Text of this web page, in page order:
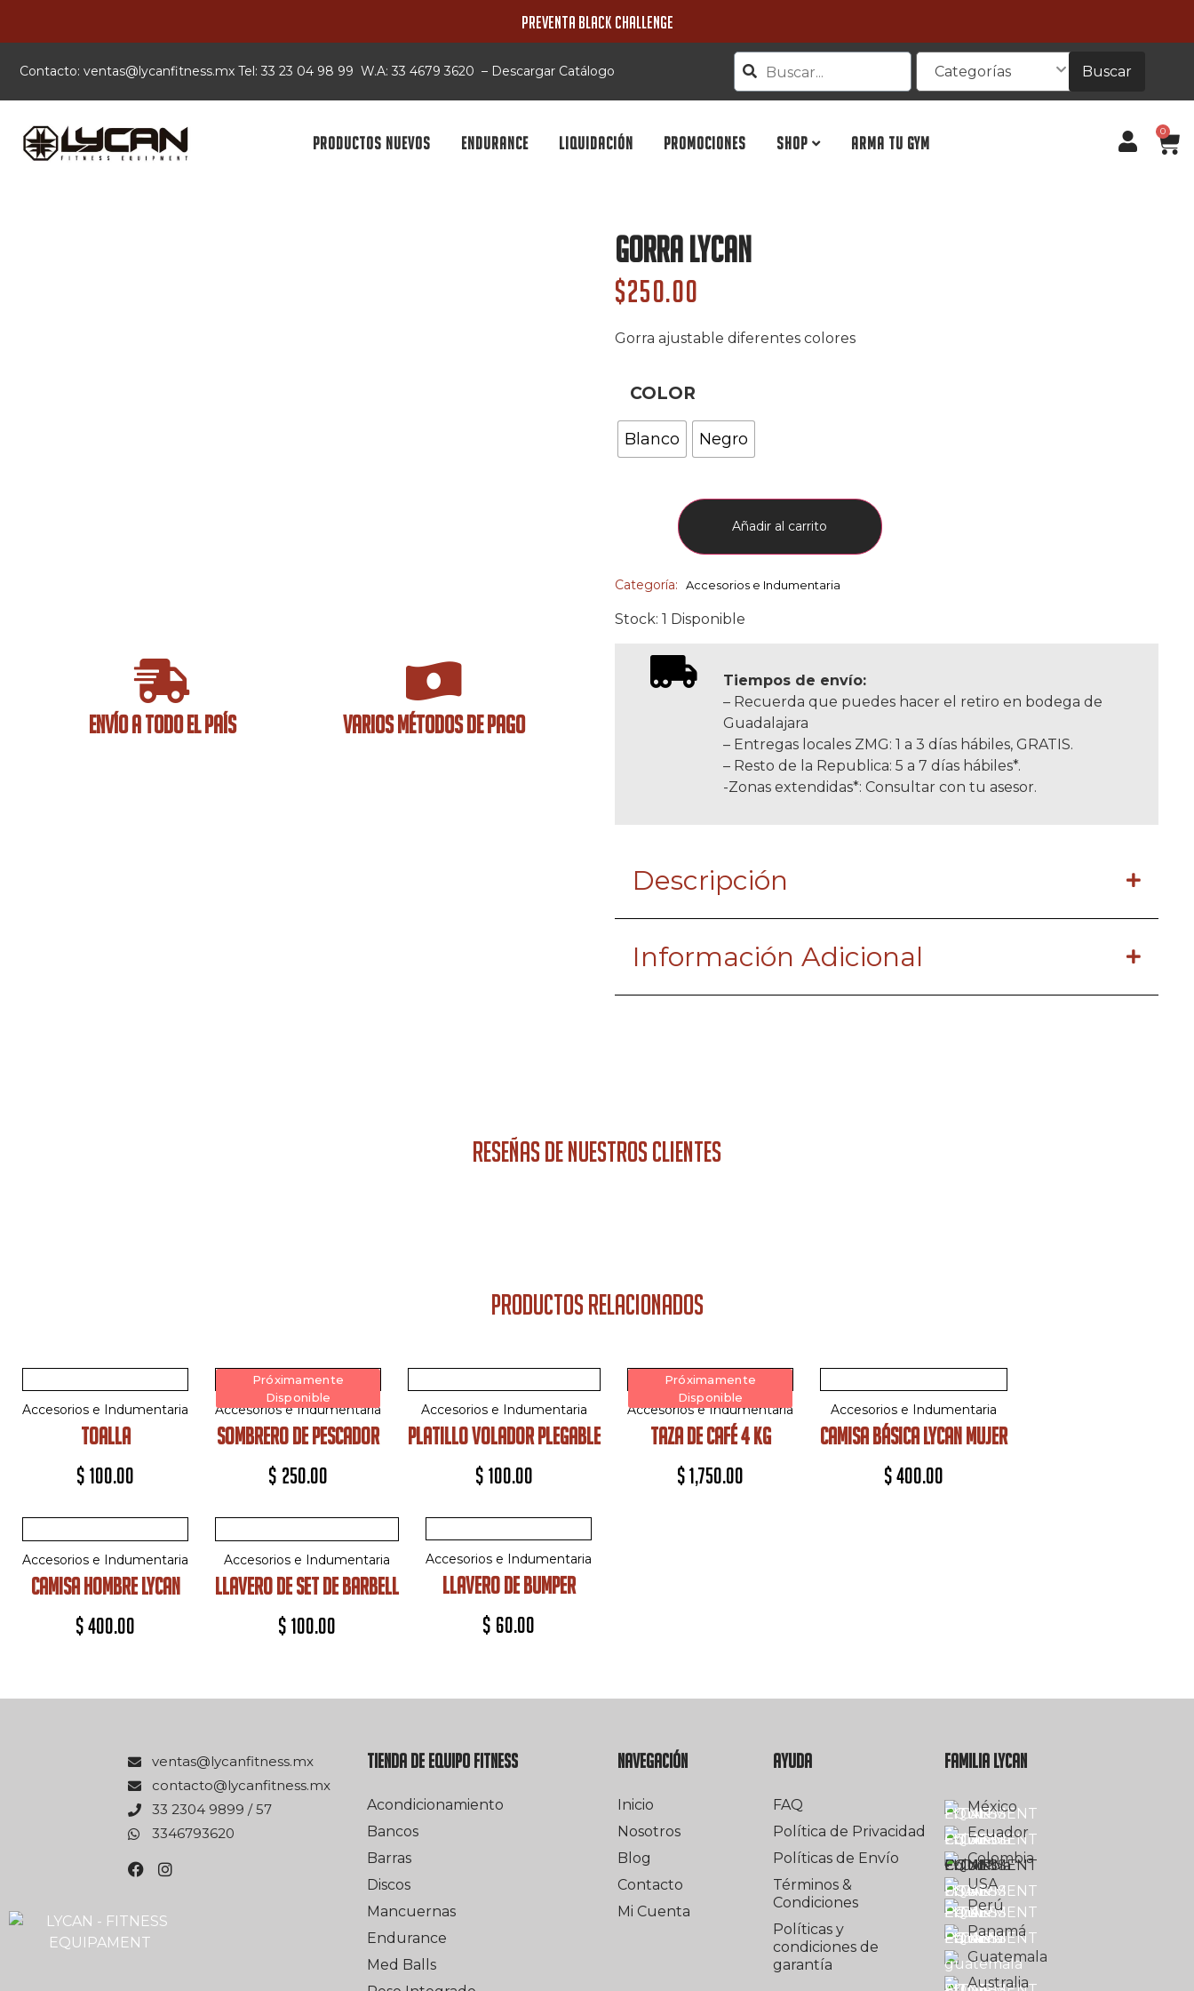
PREVENTA BLACK CHALLENGE
Contacto: xm.ssentifnacyl@satnev Tel: 33 23 04 98 99 W.A: 33 4679 3620 – Descargar Catálogo Categorías Buscar
PRODUCTOS NUEVOS ENDURANCE LIQUIDACIÓN PROMOCIONES SHOP ARMA TU GYM
0
ENVÍO A TODO EL PAÍS VARIOS MÉTODOS DE PAGO
GORRA LYCAN
$250.00
Gorra ajustable diferentes colores
COLOR
Blanco Negro
Añadir al carrito
Categoría: Accesorios e Indumentaria
Stock: 1 Disponible
Tiempos de envío:
– Recuerda que puedes hacer el retiro en bodega de
Guadalajara
– Entregas locales ZMG: 1 a 3 días hábiles, GRATIS.
– Resto de la Republica: 5 a 7 días hábiles*.
-Zonas extendidas*: Consultar con tu asesor.
Descripción
Información Adicional
RESEÑAS DE NUESTROS CLIENTES
PRODUCTOS RELACIONADOS
Accesorios e Indumentaria
TOALLA
$ 100.00
Próximamente
Disponible
Accesorios e Indumentaria
SOMBRERO DE PESCADOR
$ 250.00
Accesorios e Indumentaria
PLATILLO VOLADOR PLEGABLE
$ 100.00
Próximamente
Disponible
Accesorios e Indumentaria
TAZA DE CAFÉ 4 KG
$1,750.00
Accesorios e Indumentaria
CAMISA BÁSICA LYCAN MUJER
$400.00
Accesorios e Indumentaria
CAMISA HOMBRE LYCAN
$400.00
Accesorios e Indumentaria
LLAVERO DE SET DE BARBELL
$ 100.00
Accesorios e Indumentaria
LLAVERO DE BUMPER
$ 60.00
xm.ssentifnacyl@satnev
xm.ssentifnacyl@otcatnoc
75 / 9989 4032 33
0263976433
TIENDA DE EQUIPO FITNESS
Acondicionamiento
Bancos
Barras
Discos
Mancuernas
Endurance
Med Balls
NAVEGACIÓN
Inicio
Nosotros
Blog
Contacto
Mi Cuenta
AYUDA
FAQ
Política de Privacidad
Políticas de Envío
Términos &
Condiciones
Políticas y
condiciones de
garantía
FAMILIA LYCAN
México
Ecuador
Colombia
USA
Perú
Panamá
Guatemala
Australia